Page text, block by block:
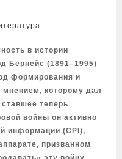
в истории
Бернейс (1891–1995)
формирования и
которому дал
теперь
войны он активно
информации (CPI),
призванном